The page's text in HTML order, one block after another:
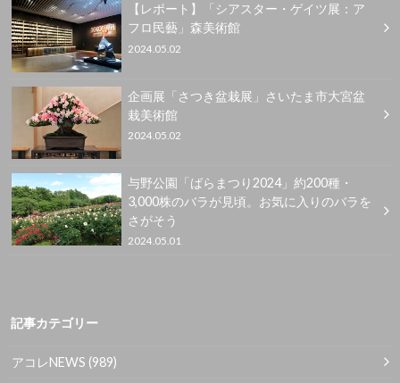
【レポート】「シアスター・ゲイツ展：ア
フロ民藝」森美術館
2024.05.02
企画展「さつき盆栽展」さいたま市大宮盆
栽美術館
2024.05.02
与野公園「ばらまつり2024」約200種・
3,000株のバラが見頃。お気に入りのバラを
さがそう
2024.05.01
記事カテゴリー
アコレNEWS (989)